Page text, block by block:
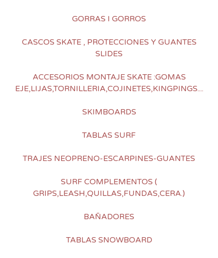
GORRAS I GORROS
CASCOS SKATE , PROTECCIONES Y GUANTES
SLIDES
ACCESORIOS MONTAJE SKATE :GOMAS
EJE,LIJAS,TORNILLERIA,COJINETES,KINGPINGS....
SKIMBOARDS
TABLAS SURF
TRAJES NEOPRENO-ESCARPINES-GUANTES
SURF COMPLEMENTOS (
GRIPS,LEASH,QUILLAS,FUNDAS,CERA.)
BAÑADORES
TABLAS SNOWBOARD